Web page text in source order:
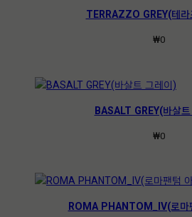
TERRAZZO GREY(테라
₩0
BASALT GREY(바살
₩0
ROMA PHANTOM_IV(로마